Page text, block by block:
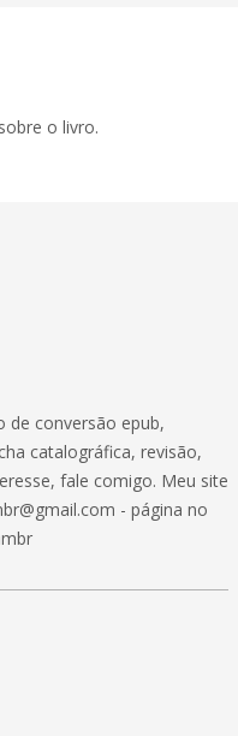
o livro.
de conversão epub,
catalográfica, revisão,
fale comigo. Meu site
- página no